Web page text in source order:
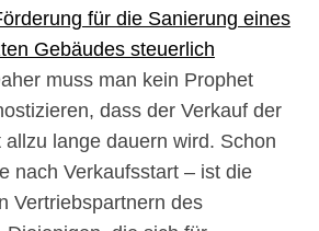
für die Sanierung eines
Gebäudes steuerlich
muss man kein Prophet
dass der Verkauf der
lange dauern wird. Schon
nach Verkaufsstart – ist die
Vertriebspartnern des